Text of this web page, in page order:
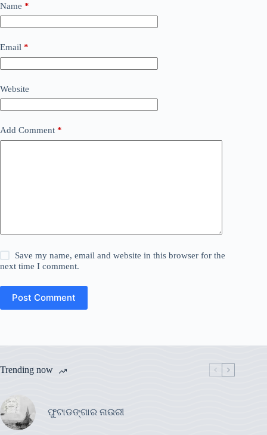
Name *
Email *
Website
Add Comment *
Save my name, email and website in this browser for the
next time I comment.
Post Comment
Trending now
ଫୁଟାଡଙ୍ଗାର ନାଉରୀ